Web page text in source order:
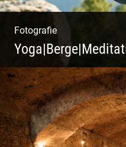
Fotografie
Freiheit genießen |
| Ruhe und
Natur